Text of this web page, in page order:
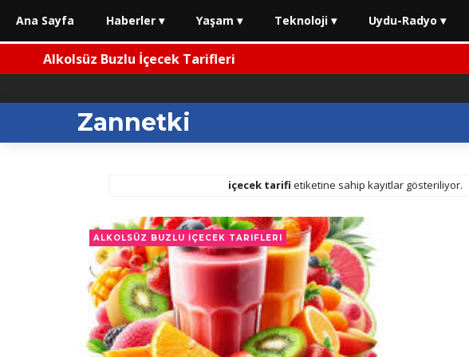
Alkolsüz Buzlu İçecek Tarifleri
Zannetki
içecek tarifi etiketine sahip kayıtlar gösteriliyor.
ALKOLSÜZ BUZLU İÇECEK TARIFLERI
Emeklilikte Son Durum (Haziran 2026) ⚡ 2026 Araç Muayenelerinde Son Durum
Ana Sayfa Haberler ▾ Yaşam ▾ Teknoloji ▾ Uydu-Radyo ▾